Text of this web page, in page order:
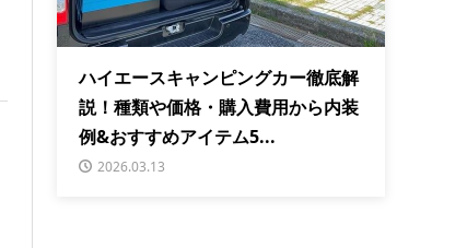
ハイエースキャンピングカー徹底解
説！種類や価格・購入費用から内装
例&おすすめアイテム5...
2026.03.13